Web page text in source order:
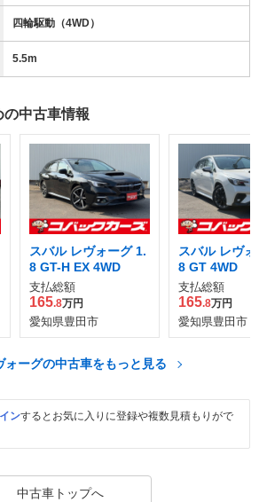
四輪駆動（4WD）
5.5m
の中古車情報
スバル レヴォーグ 1.
8 GT-H EX 4WD
支払総額
165.8万円
愛知県豊田市
スバル レヴ
8 GT 4WD
支払総額
165.8万円
愛知県豊田市
ォーグの中古車をもっと見る
ンするとお気に入りに登録や複数見積もりがで
中古車トップへ